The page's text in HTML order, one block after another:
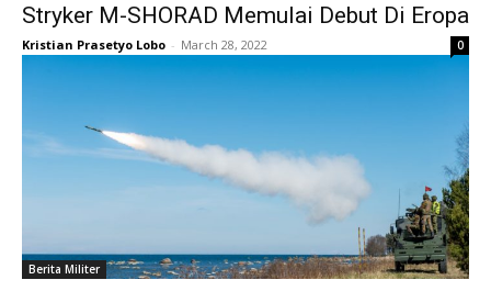
Stryker M-SHORAD Memulai Debut Di Eropa
Kristian Prasetyo Lobo - March 28, 2022 0
Berita Militer